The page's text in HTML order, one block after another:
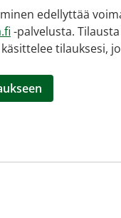
edellyttää
-palvelusta.
tilauksesi,